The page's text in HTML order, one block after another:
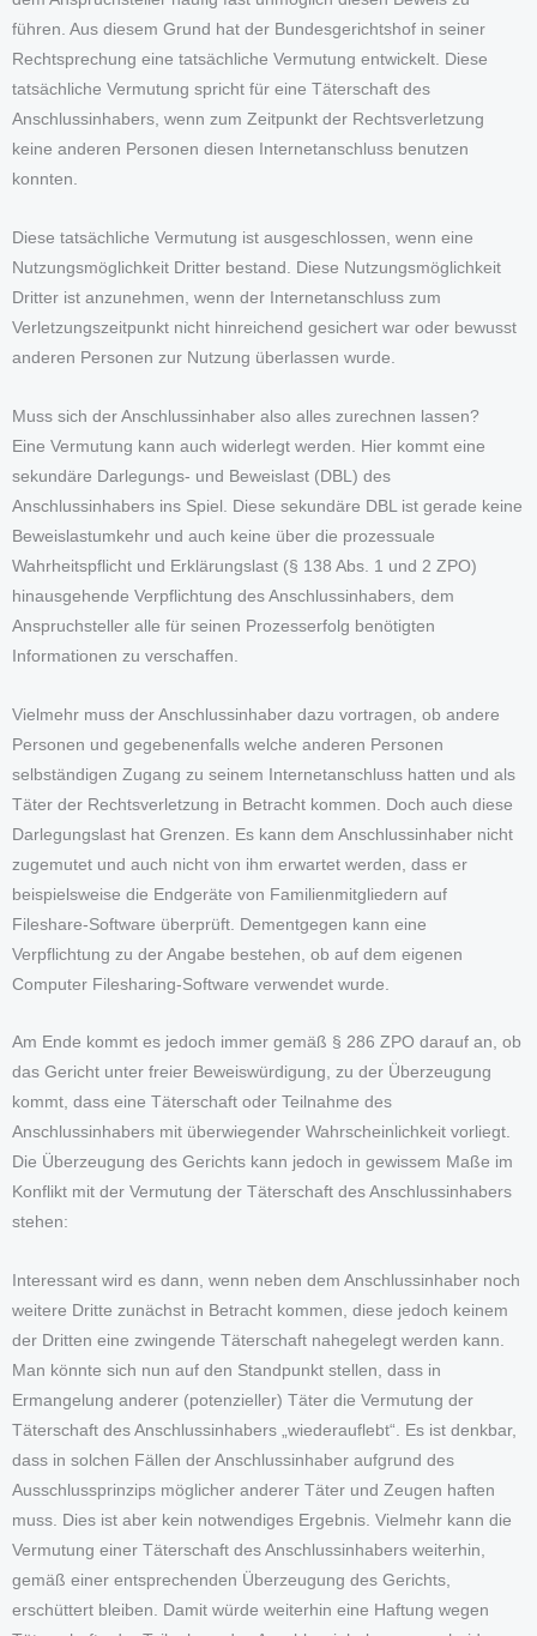
führen. Aus diesem Grund hat der Bundesgerichtshof in seiner
Rechtsprechung eine tatsächliche Vermutung entwickelt. Diese
tatsächliche Vermutung spricht für eine Täterschaft des
Anschlussinhabers, wenn zum Zeitpunkt der Rechtsverletzung
keine anderen Personen diesen Internetanschluss benutzen
konnten.
Diese tatsächliche Vermutung ist ausgeschlossen, wenn eine
Nutzungsmöglichkeit Dritter bestand. Diese Nutzungsmöglichkeit
Dritter ist anzunehmen, wenn der Internetanschluss zum
Verletzungszeitpunkt nicht hinreichend gesichert war oder bewusst
anderen Personen zur Nutzung überlassen wurde.
Muss sich der Anschlussinhaber also alles zurechnen lassen?
Eine Vermutung kann auch widerlegt werden. Hier kommt eine
sekundäre Darlegungs- und Beweislast (DBL) des
Anschlussinhabers ins Spiel. Diese sekundäre DBL ist gerade keine
Beweislastumkehr und auch keine über die prozessuale
Wahrheitspflicht und Erklärungslast (§ 138 Abs. 1 und 2 ZPO)
hinausgehende Verpflichtung des Anschlussinhabers, dem
Anspruchsteller alle für seinen Prozesserfolg benötigten
Informationen zu verschaffen.
Vielmehr muss der Anschlussinhaber dazu vortragen, ob andere
Personen und gegebenenfalls welche anderen Personen
selbständigen Zugang zu seinem Internetanschluss hatten und als
Täter der Rechtsverletzung in Betracht kommen. Doch auch diese
Darlegungslast hat Grenzen. Es kann dem Anschlussinhaber nicht
zugemutet und auch nicht von ihm erwartet werden, dass er
beispielsweise die Endgeräte von Familienmitgliedern auf
Fileshare-Software überprüft. Dementgegen kann eine
Verpflichtung zu der Angabe bestehen, ob auf dem eigenen
Computer Filesharing-Software verwendet wurde.
Am Ende kommt es jedoch immer gemäß § 286 ZPO darauf an, ob
das Gericht unter freier Beweiswürdigung, zu der Überzeugung
kommt, dass eine Täterschaft oder Teilnahme des
Anschlussinhabers mit überwiegender Wahrscheinlichkeit vorliegt.
Die Überzeugung des Gerichts kann jedoch in gewissem Maße im
Konflikt mit der Vermutung der Täterschaft des Anschlussinhabers
stehen:
Interessant wird es dann, wenn neben dem Anschlussinhaber noch
weitere Dritte zunächst in Betracht kommen, diese jedoch keinem
der Dritten eine zwingende Täterschaft nahegelegt werden kann.
Man könnte sich nun auf den Standpunkt stellen, dass in
Ermangelung anderer (potenzieller) Täter die Vermutung der
Täterschaft des Anschlussinhabers „wiederauflebt“. Es ist denkbar,
dass in solchen Fällen der Anschlussinhaber aufgrund des
Ausschlussprinzips möglicher anderer Täter und Zeugen haften
muss. Dies ist aber kein notwendiges Ergebnis. Vielmehr kann die
Vermutung einer Täterschaft des Anschlussinhabers weiterhin,
gemäß einer entsprechenden Überzeugung des Gerichts,
erschüttert bleiben. Damit würde weiterhin eine Haftung wegen